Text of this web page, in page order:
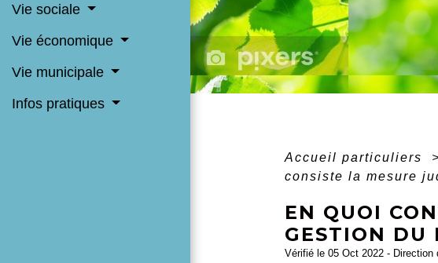
Vie sociale
Vie économique
Vie municipale
Infos pratiques
Accueil particuliers >
consiste la mesure
EN QUOI
GESTION DU
Vérifié le 05 Oct 2022 -